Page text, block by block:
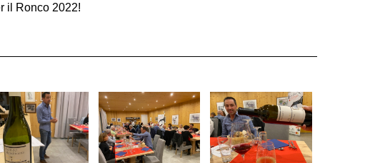
il Ronco 2022!